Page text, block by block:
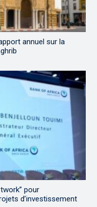
annuel sur la
pour
d’investissement